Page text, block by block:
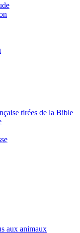
tirées de la Bible
aux animaux